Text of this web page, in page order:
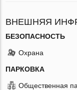
ВНЕШНЯЯ
БЕЗОПАСНОСТЬ
Охрана
ПАРКОВКА
Общественная